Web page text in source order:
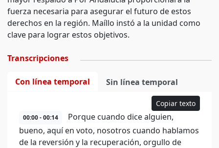
fuerza necesaria para asegurar el futuro de estos
derechos en la región. Maíllo instó a la unidad como
clave para lograr estos objetivos.
Transcripciones
Con línea temporal Sin línea temporal
Copiar texto
00:00 - 00:14
Porque cuando dice alguien,
bueno, aquí en voto, nosotros cuando hablamos
de la reversión y la recuperación, orgullo de